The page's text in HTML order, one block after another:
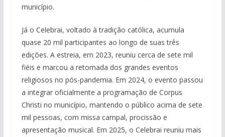
município.
Já o Celebrai, voltado à tradição católica, acumula
quase 20 mil participantes ao longo de suas três
edições. A estreia, em 2023, reuniu cerca de sete mil
fiéis e marcou a retomada dos grandes eventos
religiosos no pós-pandemia. Em 2024, o evento passou
a integrar oficialmente a programação de Corpus
Christi no município, mantendo o público acima de sete
mil pessoas, com missa campal, procissão e
apresentação musical. Em 2025, o Celebrai reuniu mais